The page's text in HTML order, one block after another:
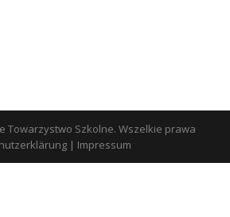
Towarzystwo Szkolne. Wszelkie prawa
| Impressum